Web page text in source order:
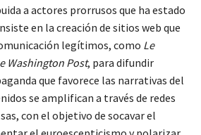
a actores prorrusos que ha estado
en la creación de sitios web que
legítimos, como Le
Washington Post, para difundir
que favorece las narrativas del
se amplifican a través de redes
con el objetivo de socavar el